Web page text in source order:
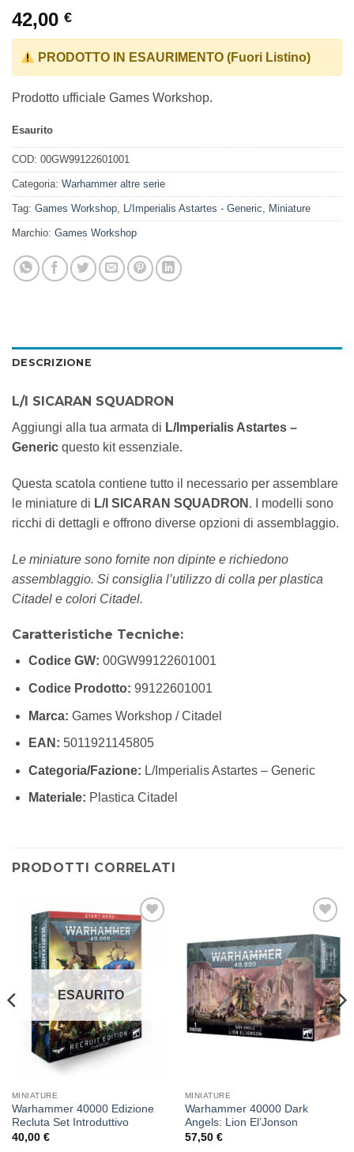
42,00 €
PRODOTTO IN ESAURIMENTO (Fuori Listino)
Prodotto ufficiale Games Workshop.
Esaurito
COD: 00GW99122601001
Categoria: Warhammer altre serie
Tag: Games Workshop L/Imperialis Astartes - Generic Miniature
Marchio: Games Workshop
DESCRIZIONE
L/I SICARAN SQUADRON
Aggiungi alla tua armata di L/Imperialis Astartes –
Generic questo kit essenziale.
Questa scatola contiene tutto il necessario per assemblare
le miniature di L/I SICARAN SQUADRON . I modelli sono
ricchi di dettagli e offrono diverse opzioni di assemblaggio.
Le miniature sono fornite non dipinte e richiedono
assemblaggio. Si consiglia l’utilizzo di colla per plastica
Citadel e colori Citadel.
Caratteristiche Tecniche:
Codice GW: 00GW99122601001
Codice Prodotto: 99122601001
Marca: Games Workshop / Citadel
EAN: 5011921145805
Categoria/Fazione: L/Imperialis Astartes – Generic
Materiale: Plastica Citadel
PRODOTTI CORRELATI
Aggiungi
alla lista
desideri
ESAURITO
MINIATURE
Warhammer 40000 Edizione
Recluta Set Introduttivo
40,00 €
Aggiungi
alla lista
dei
desideri
MINIATURE
Warhammer 40000 Dark
Angels: Lion El’Jonson
57,50 €